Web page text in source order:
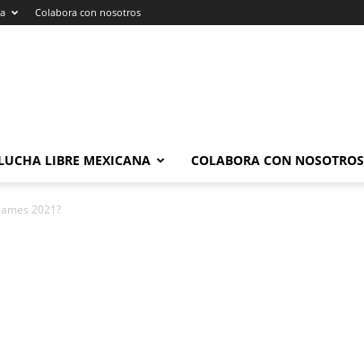
Colabora con nosotros
LIBRE MEXICANA COLABORA CON NOSOTROS
2021?